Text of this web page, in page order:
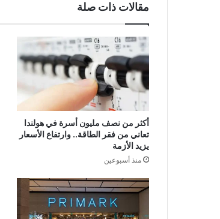
مقالات ذات صلة
أكثر من نصف مليون أسرة في هولندا
تعاني من فقر الطاقة.. وارتفاع الأسعار
يزيد الأزمة
منذ أسبوعين